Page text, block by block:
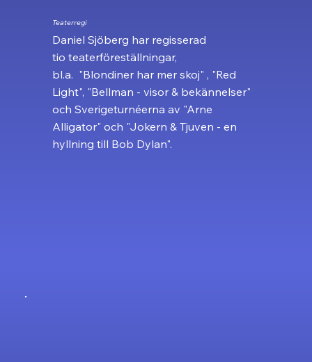
Teaterregi
Daniel Sjöberg har regisserad
tio teaterföreställningar,
bl.a. "Blondiner har mer skoj" , "Red
Light", "Bellman - visor & bekännelser"
och Sverigeturnéerna av "Arne
Alligator" och "Jokern & Tjuven - en
hyllning till Bob Dylan".